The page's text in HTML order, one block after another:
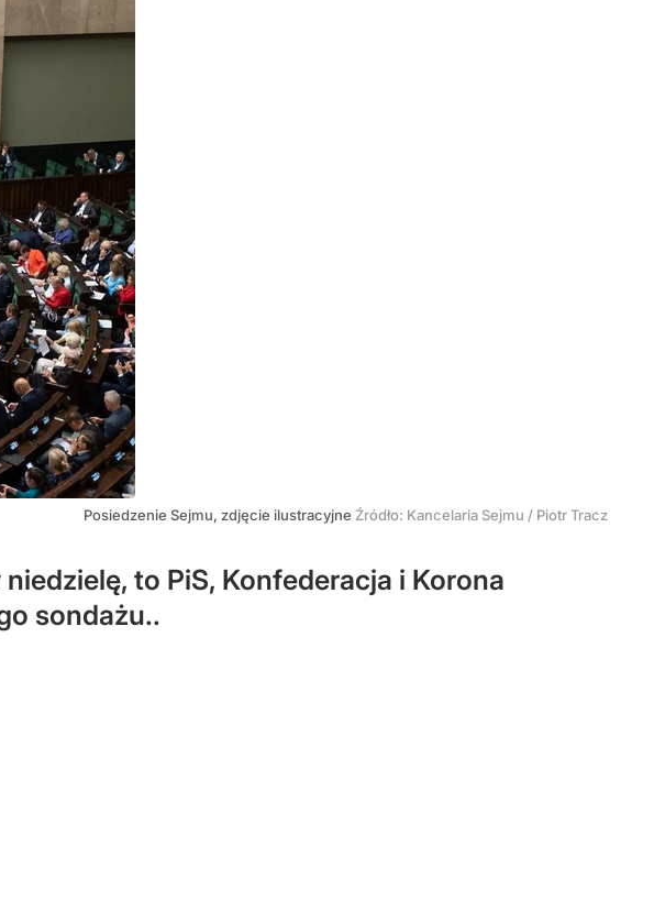
Posiedzenie Sejmu, zdjęcie ilustracyjne Źródło: Kancelaria Sejmu / Piotr Tracz
to PiS, Konfederacja i Korona
sondażu..